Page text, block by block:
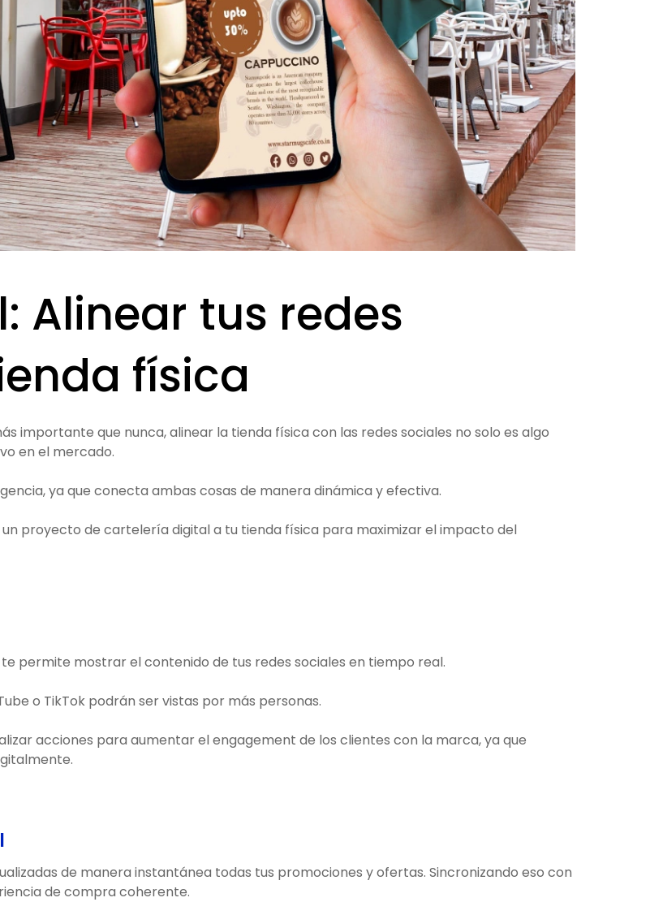
Alinear tus redes
física
importante que nunca, alinear la tienda física con las redes sociales no solo es algo
en el mercado.
ya que conecta ambas cosas de manera dinámica y efectiva.
proyecto de cartelería digital a tu tienda física para maximizar el impacto del
permite mostrar el contenido de tus redes sociales en tiempo real.
o TikTok podrán ser vistas por más personas.
acciones para aumentar el engagement de los clientes con la marca, ya que
de manera instantánea todas tus promociones y ofertas. Sincronizando eso con
de compra coherente.